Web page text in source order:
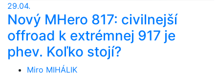
29.04.
Nový MHero 817: civilnejší
offroad k extrémnej 917 je
phev. Koľko stojí?
Miro MIHÁLIK